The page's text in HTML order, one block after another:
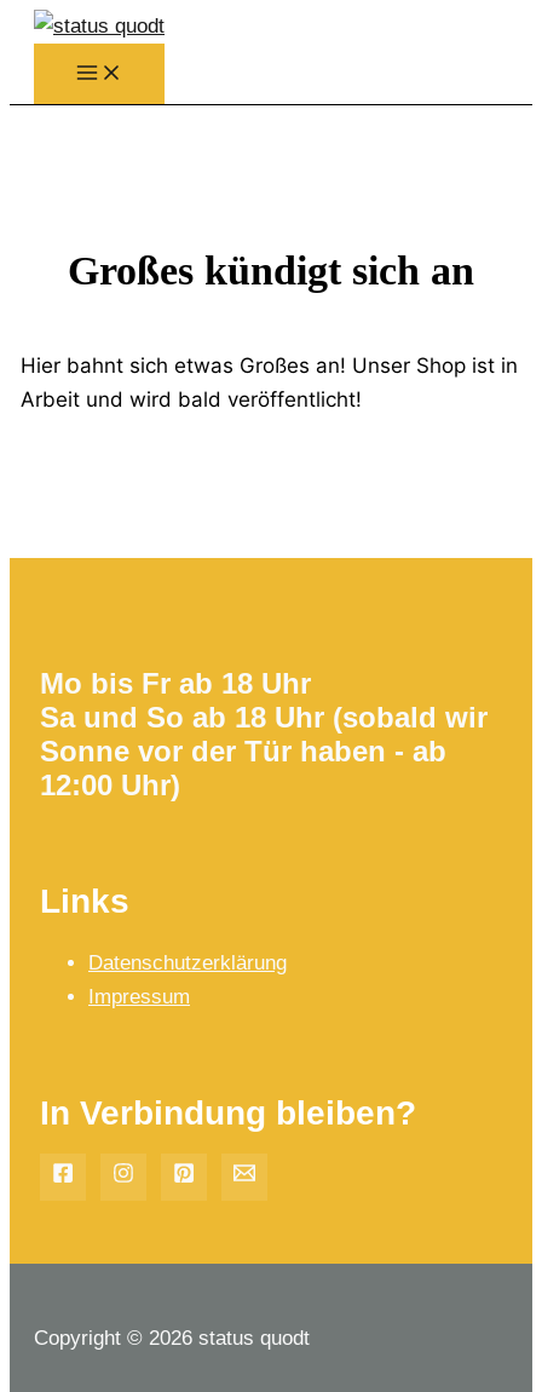
Zum
Inhalt
springen
Großes kündigt sich an
Hier bahnt sich etwas Großes an! Unser Shop ist in
Arbeit und wird bald veröffentlicht!
Mo bis Fr ab 18 Uhr
Sa und So ab 18 Uhr (sobald wir
Sonne vor der Tür haben - ab
12:00 Uhr)
Links
Datenschutzerklärung
Impressum
In Verbindung bleiben?
Copyright © 2026 status quodt